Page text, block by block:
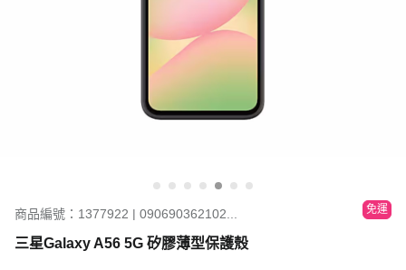
商品編號：1377922 | 090690362102... 免運
三星Galaxy A56 5G 矽膠薄型保護殼